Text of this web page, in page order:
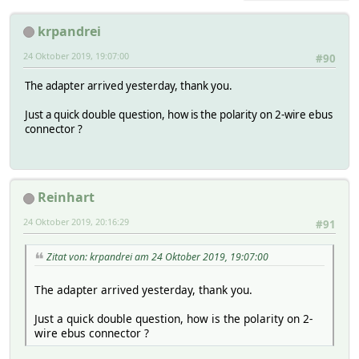
krpandrei
#90
24 Oktober 2019, 19:07:00
The adapter arrived yesterday, thank you.
Just a quick double question, how is the polarity on 2-wire ebus
connector ?
Reinhart
#91
24 Oktober 2019, 20:16:29
Zitat von: krpandrei am 24 Oktober 2019, 19:07:00
The adapter arrived yesterday, thank you.
Just a quick double question, how is the polarity on 2-
wire ebus connector ?